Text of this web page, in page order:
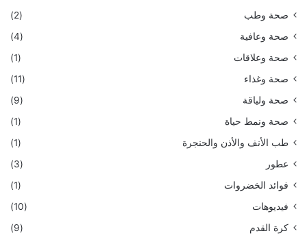
صحة وطب
(2)
صحة وعافية
(4)
صحة وعلاقات
(1)
صحة وغذاء
(11)
صحة ولياقة
(9)
صحة ونمط حياة
(1)
طب الأنف والأذن والحنجرة
(1)
عطور
(3)
فوائد الخضروات
(1)
فيديوهات
(10)
كرة القدم
(9)